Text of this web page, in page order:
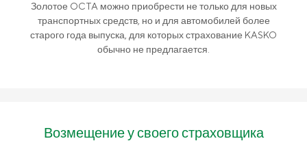
Золотое OCTA можно приобрести не только для новых
транспортных средств, но и для автомобилей более
старого года выпуска, для которых страхование KASKO
обычно не предлагается.
Возмещение у своего страховщика